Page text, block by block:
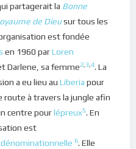
partagerait la Bonne
de Dieusur tous les
est fondée
en 1960 parLoren
Darlene, sa femme2,3,4. La
a eu lieu au Liberia pour
route à travers la jungle afin
centre pourlépreux5. En
est
6. Elle